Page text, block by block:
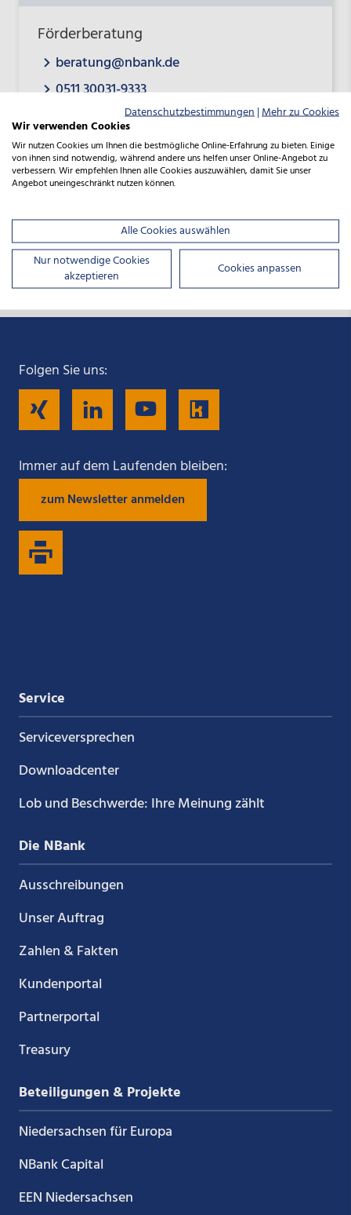
Förderberatung
beratung@nbank.de
0511 30031-9333
Diesen Beitrag teilen:
Folgen Sie uns:
Folgen
Sie
uns
auf
Folgen
Sie
uns
Folgen
Sie
uns
Sie
Immer auf dem Laufenden bleiben:
zum Newsletter anmelden
Service
Service­versprechen
Downloadcenter
Lob und Beschwerde: Ihre Meinung zählt
Die NBank
Ausschreibungen
Unser Auftrag
Zahlen & Fakten
Kundenportal
Partnerportal
Treasury
Beteiligungen & Projekte
Niedersachsen für Europa
NBank Capital
EEN Niedersachsen
Datenschutzbestimmungen|Mehr zu Cookies
Wir verwenden Cookies
Wir nutzen Cookies um Ihnen die bestmögliche Online-Erfahrung zu bieten. Einige
von ihnen sind notwendig, während andere uns helfen unser Online-Angebot zu
verbessern. Wir empfehlen Ihnen alle Cookies auszuwählen, damit Sie unser
Angebot uneingeschränkt nutzen können.
Alle Cookies auswählen
Nur notwendige Cookies
akzeptieren
Cookies anpassen